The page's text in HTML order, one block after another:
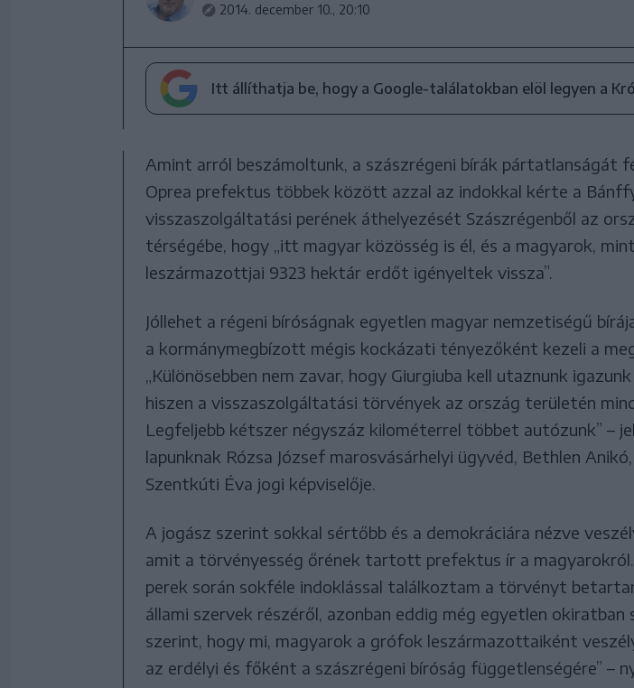
2014. december 10., 20:10
Itt állíthatja be, hogy a Google-találatokban elöl legyen a
Amint arról beszámoltunk, a szászrégeni bírák pártatlanságát
Oprea prefektus többek között azzal az indokkal kérte a
visszaszolgáltatási perének áthelyezését Szászrégenből az
térségébe, hogy „itt magyar közösség is él, és a magyarok,
leszármazottjai 9323 hektár erdőt igényeltek vissza”.
Jóllehet a régeni bíróságnak egyetlen magyar nemzetiségű
a kormánymegbízott mégis kockázati tényezőként kezeli a
„Különösebben nem zavar, hogy Giurgiuba kell utaznunk
hiszen a visszaszolgáltatási törvények az ország területén
Legfeljebb kétszer négyszáz kilométerrel többet autózunk” –
lapunknak Rózsa József marosvásárhelyi ügyvéd, Bethlen
Szentkúti Éva jogi képviselője.
A jogász szerint sokkal sértőbb és a demokráciára nézve
amit a törvényesség őrének tartott prefektus ír a
perek során sokféle indoklással találkoztam a törvényt
állami szervek részéről, azonban eddig még egyetlen okiratban
szerint, hogy mi, magyarok a grófok leszármazottaiként
az erdélyi és főként a szászrégeni bíróság függetlenségére” –